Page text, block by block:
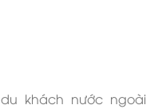
khách nước ngoài